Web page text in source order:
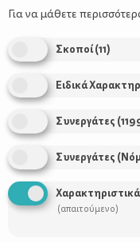
Τι
Για να μάθετε
Σκοποί(11)
Ειδικά
Συνεργάτες (
Συνεργάτες
Χαρακτηριστικά
(απαιτούμενο)